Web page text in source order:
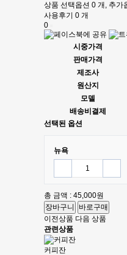
상품 선택옵션 0 개, 추가
사용후기 0 개
0
시중가격
판매가격
제조사
원산지
모델
배송비결제
선택된 옵션
뉴욕
총 금액 : 45,000원
장바구니
바로구매
이전상품 다음 상품
관련상품
커피잔